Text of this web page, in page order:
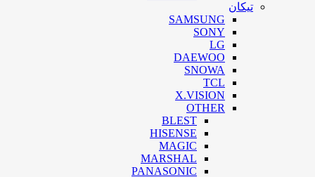
تیکان
SAMSUNG
SONY
LG
DAEWOO
SNOWA
TCL
X.VISION
OTHER
BLEST
HISENSE
MAGIC
MARSHAL
PANASONIC